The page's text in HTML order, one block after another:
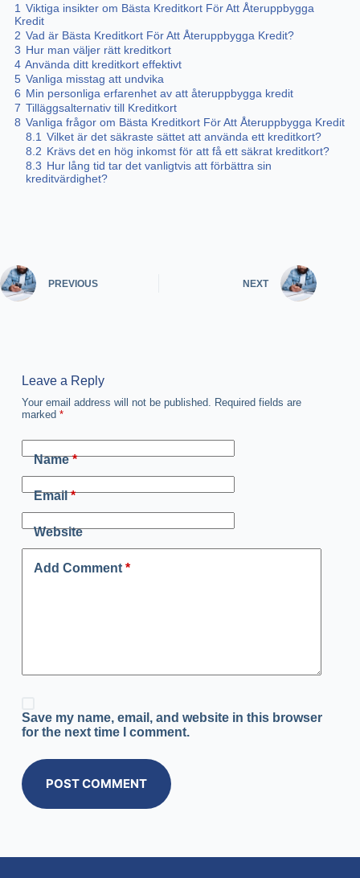
1 Viktiga insikter om Bästa Kreditkort För Att Återuppbygga
Kredit
2 Vad är Bästa Kreditkort För Att Återuppbygga Kredit?
3 Hur man väljer rätt kreditkort
4 Använda ditt kreditkort effektivt
5 Vanliga misstag att undvika
6 Min personliga erfarenhet av att återuppbygga kredit
7 Tilläggsalternativ till Kreditkort
8 Vanliga frågor om Bästa Kreditkort För Att Återuppbygga Kredit
8.1 Vilket är det säkraste sättet att använda ett kreditkort?
8.2 Krävs det en hög inkomst för att få ett säkrat kreditkort?
8.3 Hur lång tid tar det vanligtvis att förbättra sin
kreditvärdighet?
PREVIOUS NEXT
Leave a Reply
Your email address will not be published.
Required fields are
marked *
Name*
Email*
Website
Add Comment*
Save my name, email, and website in this browser
for the next time I comment.
POST COMMENT